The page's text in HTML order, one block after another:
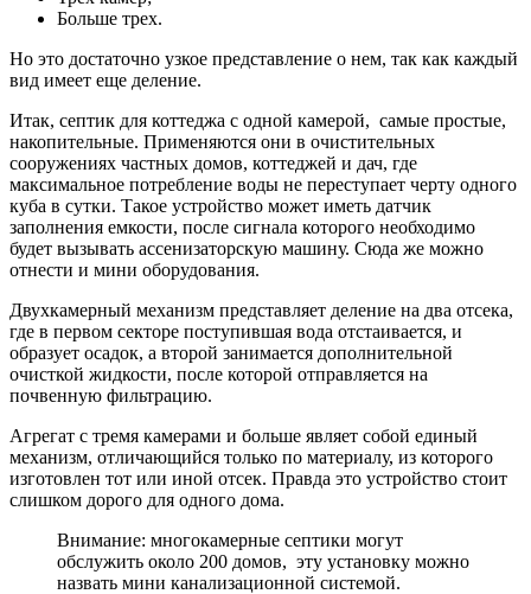
Больше трех.
Но это достаточно узкое представление о нем, так как каждый
вид имеет еще деление.
Итак, септик для коттеджа с одной камерой, самые простые,
накопительные. Применяются они в очистительных
сооружениях частных домов, коттеджей и дач, где
максимальное потребление воды не переступает черту одного
куба в сутки. Такое устройство может иметь датчик
заполнения емкости, после сигнала которого необходимо
будет вызывать ассенизаторскую машину. Сюда же можно
отнести и мини оборудования.
Двухкамерный механизм представляет деление на два отсека,
где в первом секторе поступившая вода отстаивается, и
образует осадок, а второй занимается дополнительной
очисткой жидкости, после которой отправляется на
почвенную фильтрацию.
Агрегат с тремя камерами и больше являет собой единый
механизм, отличающийся только по материалу, из которого
изготовлен тот или иной отсек. Правда это устройство стоит
слишком дорого для одного дома.
Внимание: многокамерные септики могут
обслужить около 200 домов, эту установку можно
назвать мини канализационной системой.